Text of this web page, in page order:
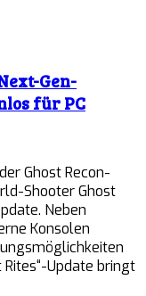
Gen-
für PC
Ghost Recon-
Shooter Ghost
Neben
Konsolen
Update bringt